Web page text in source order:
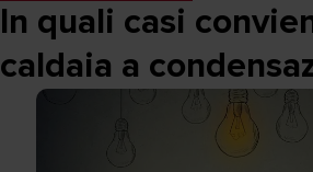
In quali casi
caldaia a